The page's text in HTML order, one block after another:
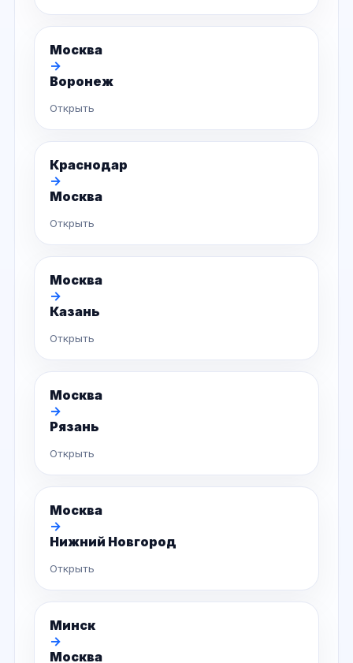
Москва
→
Воронеж
Открыть
Краснодар
→
Москва
Открыть
Москва
→
Казань
Открыть
Москва
→
Рязань
Открыть
Москва
→
Нижний Новгород
Открыть
Минск
→
Москва